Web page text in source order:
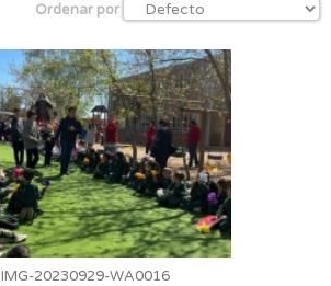
Ordenar por
IMG-20230929-WA0016